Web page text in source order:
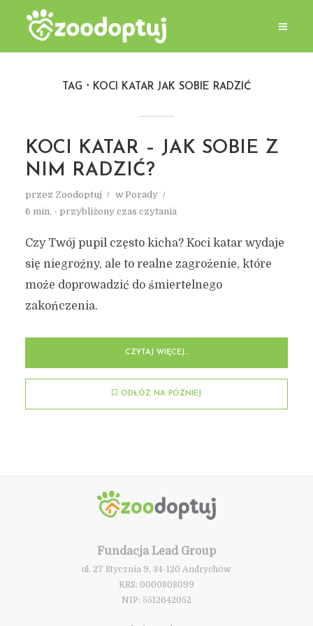
TAG KOCI KATAR JAK SOBIE RADZIĆ
KOCI KATAR – JAK SOBIE Z
NIM RADZIĆ?
przez Zoodoptuj w Porady
6 min. - przybliżony czas czytania
Czy Twój pupil często kicha? Koci katar wydaje
się niegroźny, ale to realne zagrożenie, które
może doprowadzić do śmiertelnego
zakończenia.
CZYTAJ WIĘCEJ...
ODŁÓŻ NA PÓŹNIEJ
Fundacja Lead Group
ul. 27 Stycznia 9, 34-120 Andrychów
KRS: 0000808099
NIP: 5512642052